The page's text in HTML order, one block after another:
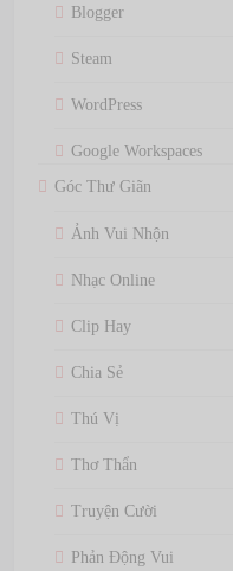
Blogger
Steam
WordPress
Google Workspaces
Góc Thư Giãn
Ảnh Vui Nhộn
Nhạc Online
Clip Hay
Chia Sẻ
Thú Vị
Thơ Thẩn
Truyện Cười
Phản Động Vui